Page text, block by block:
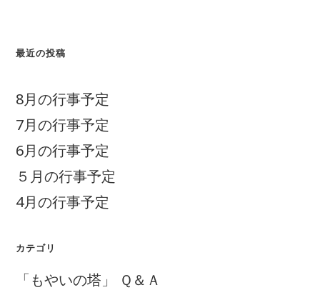
最近の投稿
8月の行事予定
7月の行事予定
6月の行事予定
５月の行事予定
4月の行事予定
カテゴリ
「もやいの塔」 Ｑ＆Ａ